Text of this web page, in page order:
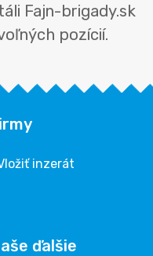
Fajn-brigady.sk
pozícií.
inzerát
ďalšie